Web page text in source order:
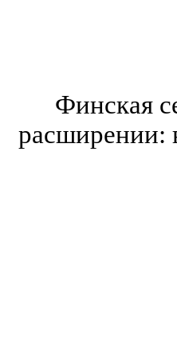
Финская
расширении: